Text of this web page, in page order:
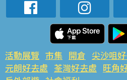
活動展覽 市集 開倉 尖沙咀
元朗好去處 荃灣好去處 旺角